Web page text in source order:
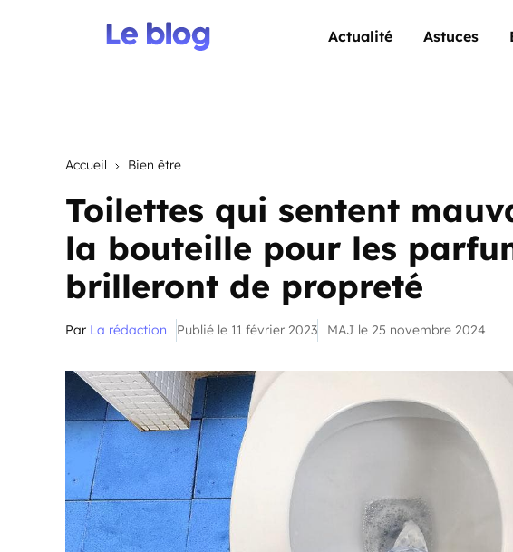
Actualité Astuces
Accueil Bien être
Toilettes qui sentent
la bouteille pour les
brilleront de propreté
Par La rédaction Publié le 11 février 2023 MAJ le 25 novembre 2024